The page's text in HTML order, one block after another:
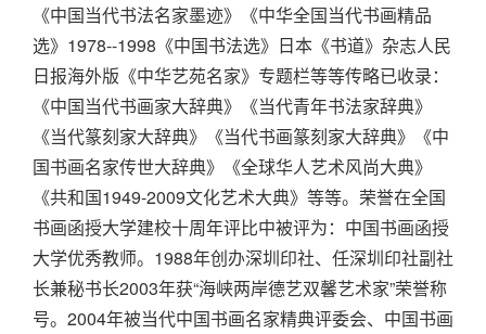
《中国当代书法名家墨迹》《中华全国当代书画精品
选》1978--1998《中国书法选》日本《书道》杂志人民
日报海外版《中华艺苑名家》专题栏等等传略已收录：
《中国当代书画家大辞典》《当代青年书法家辞典》
《当代篆刻家大辞典》《当代书画篆刻家大辞典》《中
国书画名家传世大辞典》《全球华人艺术风尚大典》
《共和国1949-2009文化艺术大典》等等。荣誉在全国
书画函授大学建校十周年评比中被评为：中国书画函授
大学优秀教师。1988年创办深圳印社、任深圳印社副社
长兼秘书长2003年获“海峡两岸德艺双馨艺术家”荣誉称
号。2004年被当代中国书画名家精典评委会、中国书画